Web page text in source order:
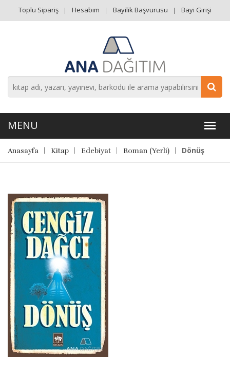
Toplu Sipariş Hesabım Bayilik Başvurusu Bayi Girişi
Anasayfa Kitap Edebiyat Roman (Yerli) Dönüş